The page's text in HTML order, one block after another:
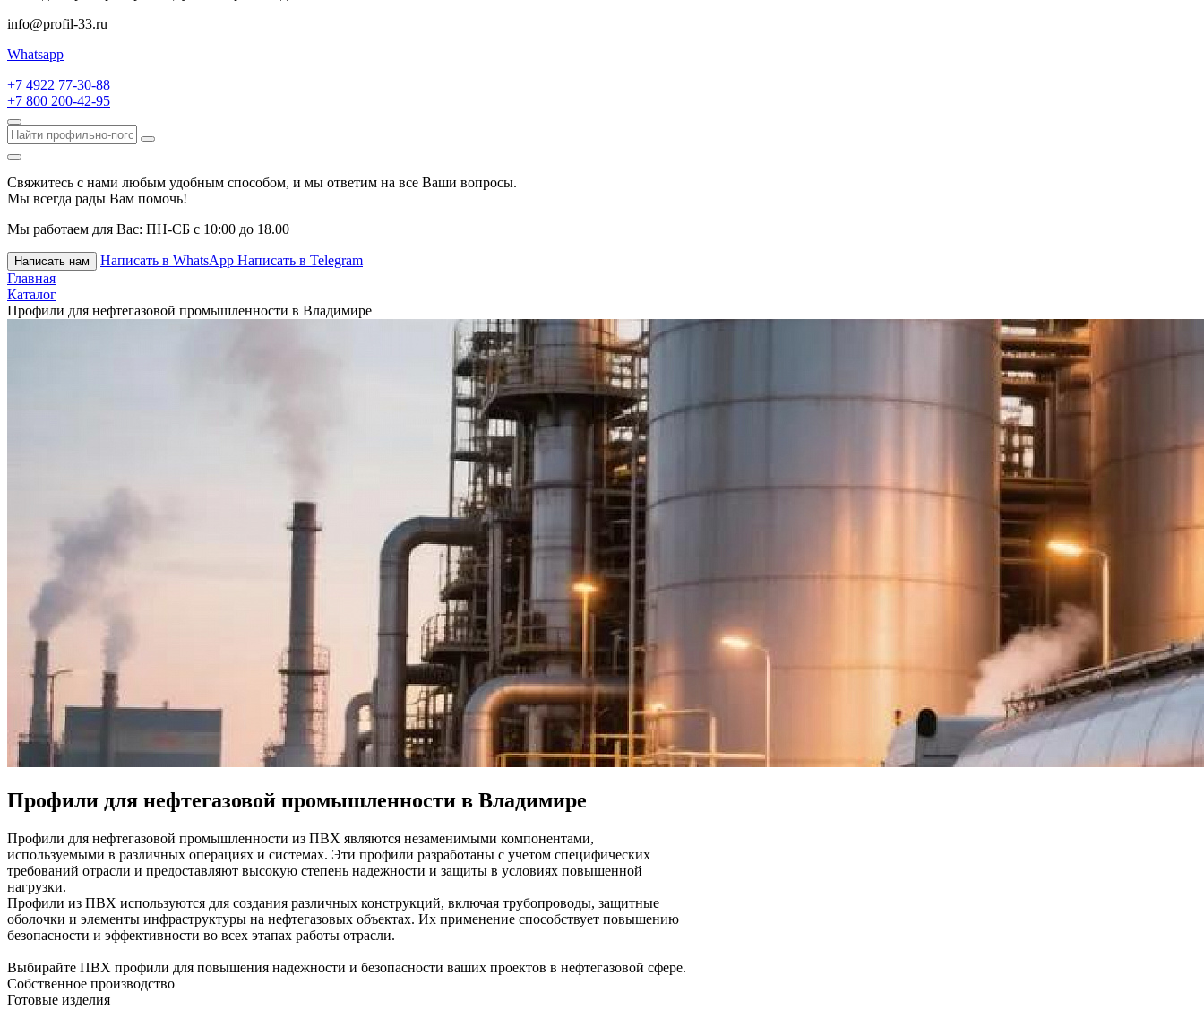
info@profil-33.ru
Whatsapp
+7 4922 77-30-88
+7 800 200-42-95
Свяжитесь с нами любым удобным способом, и мы ответим на все Ваши вопросы.
Мы всегда рады Вам помочь!
Мы работаем для Вас: ПН-СБ с 10:00 до 18.00
Написать нам Написать в WhatsApp Написать в Telegram
Главная
Каталог
Профили для нефтегазовой промышленности в Владимире
Профили для нефтегазовой промышленности в Владимире
Профили для нефтегазовой промышленности из ПВХ являются незаменимыми компонентами,
используемыми в различных операциях и системах. Эти профили разработаны с учетом специфических
требований отрасли и предоставляют высокую степень надежности и защиты в условиях повышенной
нагрузки.
Профили из ПВХ используются для создания различных конструкций, включая трубопроводы, защитные
оболочки и элементы инфраструктуры на нефтегазовых объектах. Их применение способствует повышению
безопасности и эффективности во всех этапах работы отрасли.
Выбирайте ПВХ профили для повышения надежности и безопасности ваших проектов в нефтегазовой сфере.
Собственное производство
Готовые изделия